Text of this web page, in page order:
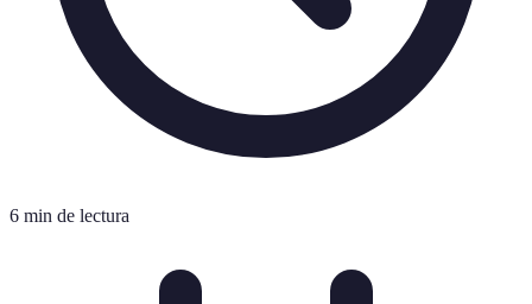
6 min de lectura